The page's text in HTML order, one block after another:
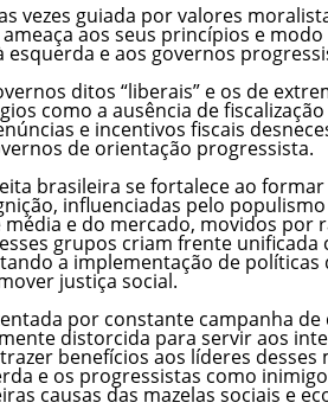
vezes guiada por valores
aos seus princípios e modo
esquerda e aos governos
ditos “liberais” e os de
como a ausência de
e incentivos fiscais
de orientação progressista.
brasileira se fortalece ao
influenciadas pelo
média e do mercado, movidos por
grupos criam frente
a implementação de políticas
justiça social.
por constante campanha
distorcida para servir aos
benefícios aos líderes
e os progressistas como
causas das mazelas sociais e